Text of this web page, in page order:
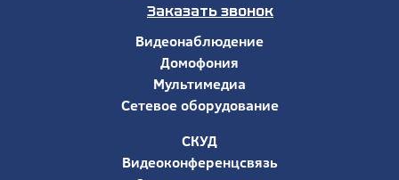
Заказать звонок
Видеонаблюдение
Домофония
Мультимедиа
Сетевое оборудование
СКУД
Видеоконференцсвязь